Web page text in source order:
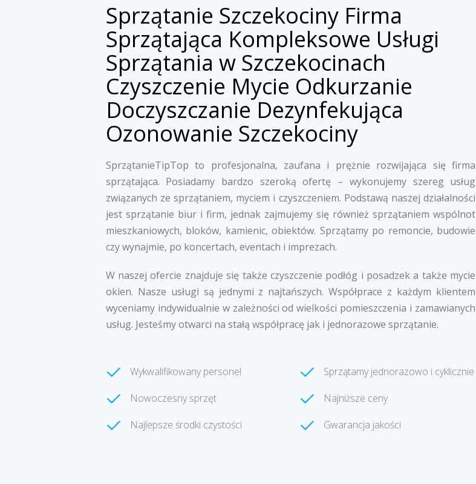
Sprzątanie Szczekociny Firma
Sprzątająca Kompleksowe Usługi
Sprzątania w Szczekocinach
Czyszczenie Mycie Odkurzanie
Doczyszczanie Dezynfekująca
Ozonowanie Szczekociny
SprzątanieTipTop to profesjonalna, zaufana i prężnie rozwijająca się firma
sprzątająca. Posiadamy bardzo szeroką ofertę – wykonujemy szereg usług
związanych ze sprzątaniem, myciem i czyszczeniem. Podstawą naszej działalności
jest sprzątanie biur i firm, jednak zajmujemy się również sprzątaniem wspólnot
mieszkaniowych, bloków, kamienic, obiektów. Sprzątamy po remoncie, budowie
czy wynajmie, po koncertach, eventach i imprezach.
W naszej ofercie znajduje się także czyszczenie podłóg i posadzek a także mycie
okien. Nasze usługi są jednymi z najtańszych. Współprace z każdym klientem
wyceniamy indywidualnie w zależności od wielkości pomieszczenia i zamawianych
usług. Jesteśmy otwarci na stałą współpracę jak i jednorazowe sprzątanie.
Wykwalifikowany personel
Nowoczesny sprzęt
Najlepsze środki czystości
Sprzątamy jednorazowo i cyklicznie
Najniższe ceny
Gwarancja jakości